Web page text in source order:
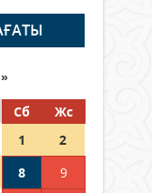
Сб
Жс
1
2
8
9